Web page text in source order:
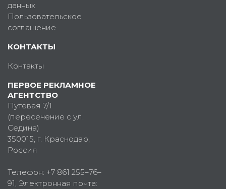
данных
Пользовательское
соглашение
КОНТАКТЫ
Контакты
ПЕРВОЕ РЕКЛАМНОЕ
АГЕНТСТВО
Путевая 7/1
(пересечение с ул.
Седина)
350015, г. Краснодар,
Россия
Телефон: +7 861 255–76–
91, Электронная почта: